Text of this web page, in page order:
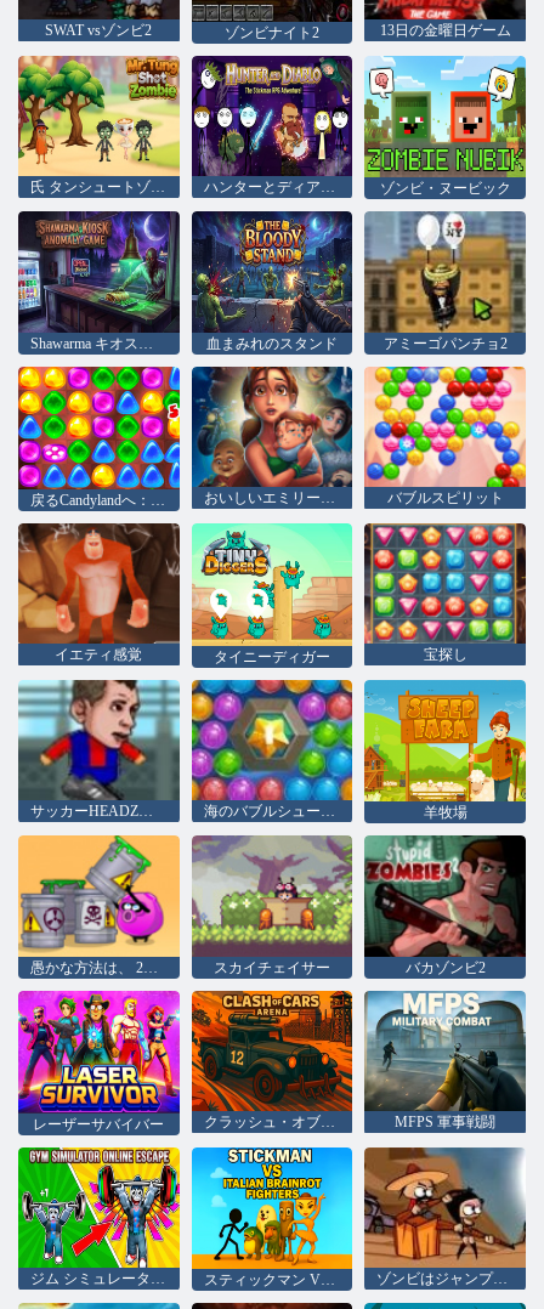
SWAT vsゾンビ2 ゾンビナイト2 13日の金曜日ゲーム
氏 タンシュートゾンビ ハンターとディアブロ ゾンビ・ヌービック
Shawarma キオスク異常ゲーム 血まみれのスタンド アミーゴパンチョ2
おいしいエミリーの希望＆フィアーズ バブルスピリット
イエティ感覚 タイニーディガー 宝探し
サッカーHEADZカップ2 海のバブルシューター 羊牧場
愚かな方法は、 2をダイに スカイチェイサー バカゾンビ2
レーザーサバイバー クラッシュ・オブ・カーズ・アリーナ MFPS 軍事戦闘
ジム シミュレーター オンライン エスケープ スティックマン VS イタリアのブレインロット・ファイターズ ゾンビはジャンプすることはできません